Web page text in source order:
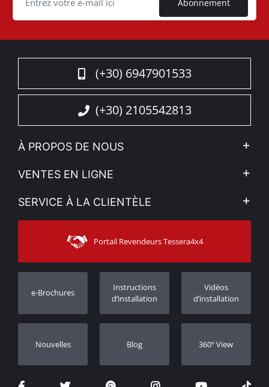
Abonnement
(+30) 6947901533
(+30) 2105542813
À PROPOS DE NOUS
L'entreprise
Voir nos actualités
Sitemap
VENTES EN LIGNE
Mon compte
Moyens d’expédition
SERVICE À LA CLIENTÈLE
Contacter
Assistance aux clients
Suivi des commandes
Concessionnaires
Portail Revendeurs Tessera4x4
e-Brochures
Instructions
d’installation
Vidéos
d’installation
Nouvelles Blog 360º View